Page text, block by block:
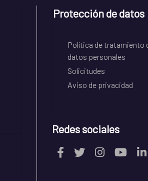
Protección de datos
Política de tratamiento
datos personales
Solicitudes
Aviso de privacidad
Redes sociales